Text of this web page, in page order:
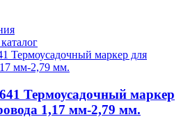
Термоусадочный маркер
1,17 мм-2,79 мм.